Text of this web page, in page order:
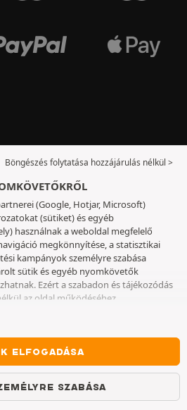
Böngészés folytatása hozzájárulás nélkül >
(Google, Hotjar, Microsoft)
(sütiket) és egyéb
használnak a weboldal megfelelő
megkönnyítése, a statisztikai
kampányok személyre szabása
sütik és egyéb nyomkövetők
Ezért a szabadon és tájékozódás
az oldal működéséhez
Ön által választott beállításokat 6
bármikor visszavonhatja aSütik
Ön dönthet úgy, hogy a böngészést a
elfogadása nélkül
akadályozza meg a szolgáltatások
információkért kérjük, lépjen a
ELFOGADÁSA
SZABÁSA